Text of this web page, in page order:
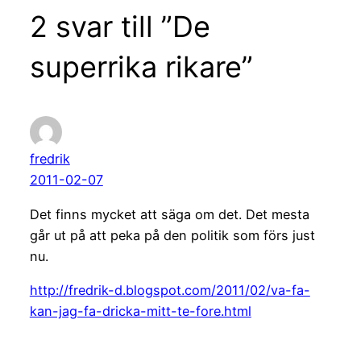
2 svar till ”De
superrika rikare”
fredrik
2011-02-07
Det finns mycket att säga om det. Det mesta
går ut på att peka på den politik som förs just
nu.
http://fredrik-d.blogspot.com/2011/02/va-fa-
kan-jag-fa-dricka-mitt-te-fore.html